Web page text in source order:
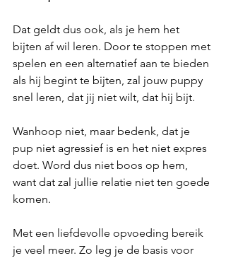
Dat geldt dus ook, als je hem het
bijten af wil leren. Door te stoppen met
spelen en een alternatief aan te bieden
als hij begint te bijten, zal jouw puppy
snel leren, dat jij niet wilt, dat hij bijt.
Wanhoop niet, maar bedenk, dat je
pup niet agressief is en het niet expres
doet. Word dus niet boos op hem,
want dat zal jullie relatie niet ten goede
komen.
Met een liefdevolle opvoeding bereik
je veel meer. Zo leg je de basis voor